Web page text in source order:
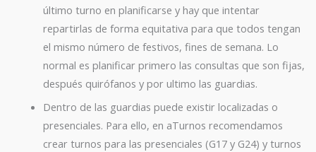
último turno en planificarse y hay que intentar
repartirlas de forma equitativa para que todos tengan
el mismo número de festivos, fines de semana. Lo
normal es planificar primero las consultas que son fijas,
después quirófanos y por ultimo las guardias.
Dentro de las guardias puede existir localizadas o
presenciales. Para ello, en aTurnos recomendamos
crear turnos para las presenciales (G17 y G24) y turnos